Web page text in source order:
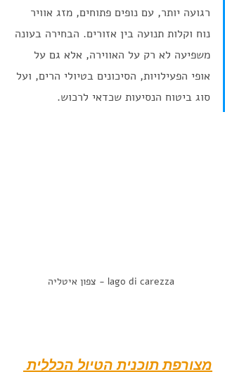
רגועה יותר, עם נופים פתוחים, מזג אוויר
נוח וקלות תנועה בין אזורים. הבחירה בעונה
משפיעה לא רק על האווירה, אלא גם על
אופי הפעילויות, הסיכונים בטיולי הרים, ועל
סוג ביטוח הנסיעות שכדאי לרכוש.
מצורפת תוכנית הטיול הכללית